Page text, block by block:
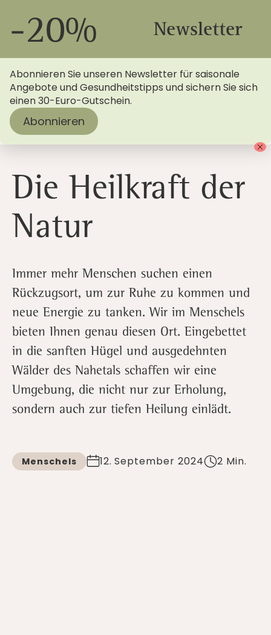
Startseite>Blog> Die Heilkraft der Natur: Entspannen
im Menschels Vitalresort
Die Heilkraft der
Natur
Immer mehr Menschen suchen einen
Rückzugsort, um zur Ruhe zu kommen und
neue Energie zu tanken. Wir im Menschels
bieten Ihnen genau diesen Ort. Eingebettet
in die sanften Hügel und ausgedehnten
Wälder des Nahetals schaffen wir eine
Umgebung, die nicht nur zur Erholung,
sondern auch zur tiefen Heilung einlädt.
Menschels 12. September 2024 2 Min.
-20% Newsletter
Abonnieren Sie unseren Newsletter für saisonale
Angebote und Gesundheitstipps und sichern Sie sich
einen 30-Euro-Gutschein.
Abonnieren